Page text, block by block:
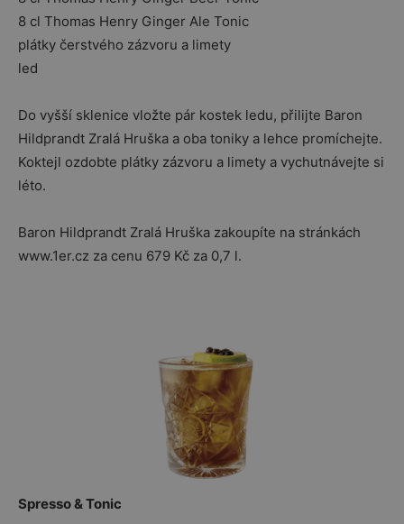
8 cl Thomas Henry Ginger Ale Tonic
plátky čerstvého zázvoru a limety
led
Do vyšší sklenice vložte pár kostek ledu, přilijte Baron
Hildprandt Zralá Hruška a oba toniky a lehce promíchejte.
Koktejl ozdobte plátky zázvoru a limety a vychutnávejte si
léto.
Baron Hildprandt Zralá Hruška zakoupíte na stránkách
www.1er.cz za cenu 679 Kč za 0,7 l.
Spresso & Tonic